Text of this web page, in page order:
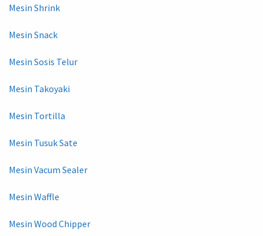
Mesin Shrink
Mesin Snack
Mesin Sosis Telur
Mesin Takoyaki
Mesin Tortilla
Mesin Tusuk Sate
Mesin Vacum Sealer
Mesin Waffle
Mesin Wood Chipper